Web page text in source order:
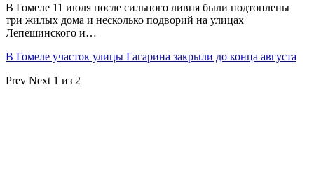
В Гомеле 11 июля после сильного ливня были подтоплены
три жилых дома и несколько подворий на улицах
Лепешинского и…
В Гомеле участок улицы Гагарина закрыли до конца августа
Prev Next 1 из 2